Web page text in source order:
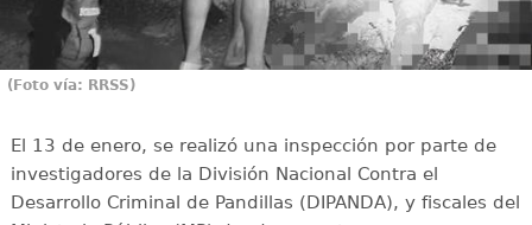
(Foto vía: RRSS)
El 13 de enero, se realizó una inspección por parte de
investigadores de la División Nacional Contra el
Desarrollo Criminal de Pandillas (DIPANDA), y fiscales del